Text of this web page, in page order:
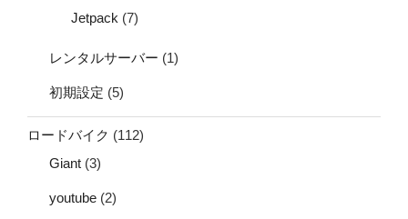
Jetpack (7)
レンタルサーバー (1)
初期設定 (5)
ロードバイク (112)
Giant (3)
youtube (2)